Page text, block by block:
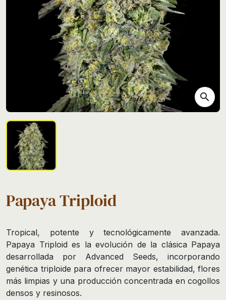
search
Papaya Triploid
Tropical, potente y tecnológicamente avanzada.
Papaya Triploid es la evolución de la clásica Papaya
desarrollada por Advanced Seeds, incorporando
genética triploide para ofrecer mayor estabilidad, flores
más limpias y una producción concentrada en cogollos
densos y resinosos.